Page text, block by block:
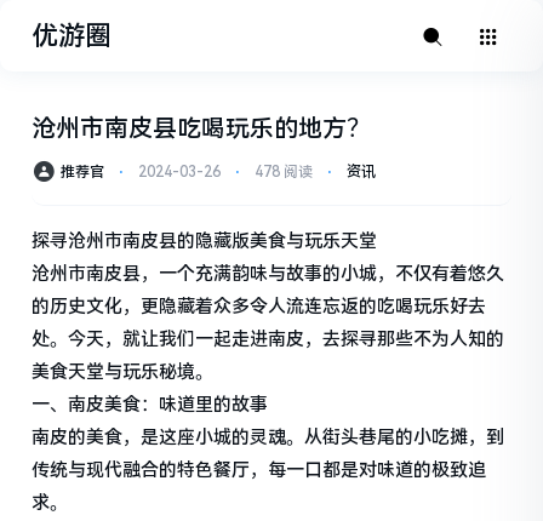
优游圈
沧州市南皮县吃喝玩乐的地方？
推荐官 ⋅ 2024-03-26 ⋅ 478 阅读 ⋅ 资讯
探寻沧州市南皮县的隐藏版美食与玩乐天堂
沧州市南皮县，一个充满韵味与故事的小城，不仅有着悠久
的历史文化，更隐藏着众多令人流连忘返的吃喝玩乐好去
处。今天，就让我们一起走进南皮，去探寻那些不为人知的
美食天堂与玩乐秘境。
一、南皮美食：味道里的故事
南皮的美食，是这座小城的灵魂。从街头巷尾的小吃摊，到
传统与现代融合的特色餐厅，每一口都是对味道的极致追
求。